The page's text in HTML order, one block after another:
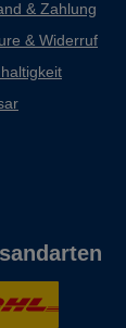
& Zahlung
& Widerruf